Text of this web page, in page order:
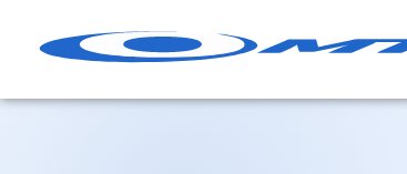
로